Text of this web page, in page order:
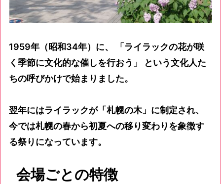
1959年（昭和34年）に、 「ライラックの花が咲
く季節に文化的な催しを行おう」 という文化人た
ちの呼びかけで始まりました。
翌年にはライラックが「札幌の木」に制定され、
今では札幌の春から初夏への移り変わりを象徴す
る祭りになっています。
会場ごとの特徴